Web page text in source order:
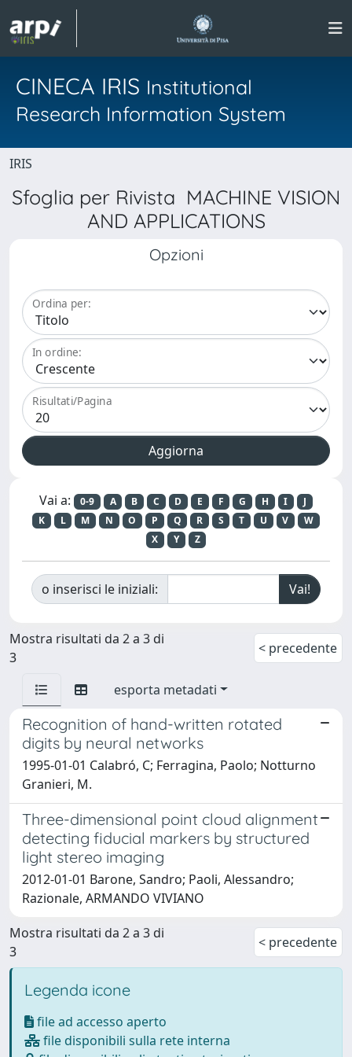
CINECA IRIS Institutional
Research Information System
IRIS
Sfoglia per Rivista MACHINE VISION
AND APPLICATIONS
Opzioni
Ordina per:
In ordine:
Risultati/Pagina
Vai a: 0-9 A B C D E F G H I
J
K
L M N O P Q R S T U V
W
X
Y Z
o inserisci le iniziali:
Mostra risultati da 2 a 3 di
3
< precedente
esporta metadati
Recognition of hand-written rotated
digits by neural networks
1995-01-01 Calabró, C; Ferragina, Paolo; Notturno
Granieri, M.
Three-dimensional point cloud alignment
detecting fiducial markers by structured
light stereo imaging
2012-01-01 Barone, Sandro; Paoli, Alessandro;
Razionale, ARMANDO VIVIANO
Mostra risultati da 2 a 3 di
3
< precedente
Legenda icone
file ad accesso aperto
file disponibili sulla rete interna